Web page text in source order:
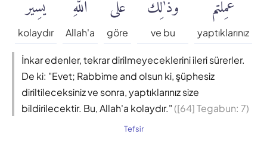
yaptıklarınız
ve bu
göre
Allah'a
kolaydır
İnkar edenler, tekrar dirilmeyeceklerini ileri sürerler.
De ki: "Evet; Rabbime and olsun ki, şüphesiz
diriltileceksiniz ve sonra, yaptıklarınız size
bildirilecektir. Bu, Allah'a kolaydır." ([64] Tegabun: 7)
Tefsir